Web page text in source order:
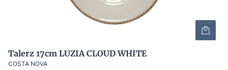
Talerz 17cm LUZIA CLOUD WHITE
COSTA NOVA